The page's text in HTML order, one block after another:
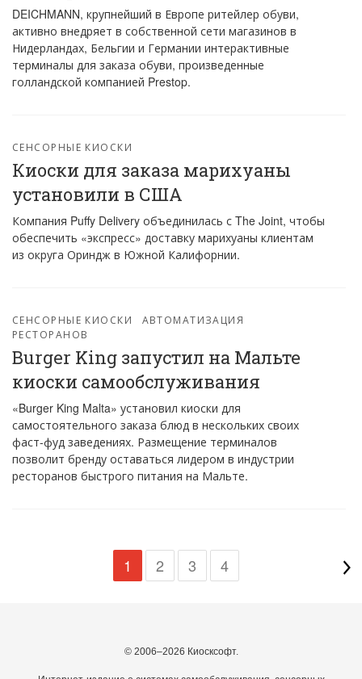
DEICHMANN, крупнейший в Европе ритейлер обуви,
активно внедряет в собственной сети магазинов в
Нидерландах, Бельгии и Германии интерактивные
терминалы для заказа обуви, произведенные
голландской компанией Prestop.
СЕНСОРНЫЕ КИОСКИ
Киоски для заказа марихуаны
установили в США
Компания Puffy Delivery объединилась с The Joint, чтобы
обеспечить «экспресс» доставку марихуаны клиентам
из округа Ориндж в Южной Калифорнии.
СЕНСОРНЫЕ КИОСКИ
АВТОМАТИЗАЦИЯ
РЕСТОРАНОВ
Burger King запустил на Мальте
киоски самообслуживания
«Burger King Malta» установил киоски для
самостоятельного заказа блюд в нескольких своих
фаст-фуд заведениях. Размещение терминалов
позволит бренду оставаться лидером в индустрии
ресторанов быстрого питания на Мальте.
1 2 3 4
© 2006–2026 Киосксофт.